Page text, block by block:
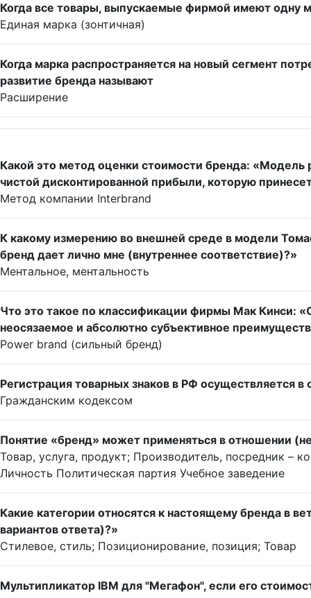
Когда все товары, выпускаемые фирмой имеют одну
Единая марка (зонтичная)
Когда марка распространяется на новый сегмент
развитие бренда называют
Расширение
Какой это метод оценки стоимости бренда: «Модель
чистой дисконтированной прибыли, которую
Метод компании Interbrand
К какому измерению во внешней среде в модели
бренд дает лично мне (внутреннее соответствие)?»
Ментальное, ментальность
Что это такое по классификации фирмы Мак Кинси:
неосязаемое и абсолютно субъективное
Power brand (сильный бренд)
Регистрация товарных знаков в РФ осуществляется в
Гражданским кодексом
Понятие «бренд» может применяться в отношении
Товар, услуга, продукт; Производитель, посредник –
Личность Политическая партия Учебное заведение
Какие категории относятся к настоящему бренда в
вариантов ответа)?»
Стилевое, стиль; Позиционирование, позиция; Товар
Мультипликатор IBM для "Мегафон", если его